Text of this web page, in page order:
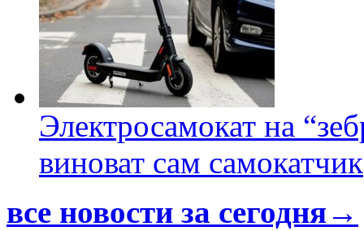
Электросамокат на
виноват сам самокатчик
все новости за сегодня→